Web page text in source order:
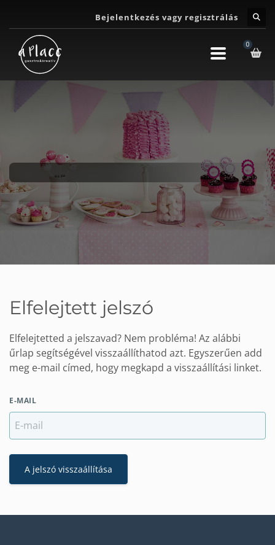
Bejelentkezés vagy regisztrálás
Elfelejtett jelszó
Elfelejtetted a jelszavad? Nem probléma! Az alábbi
űrlap segítségével visszaállíthatod azt. Egyszerűen add
meg e-mail címed, hogy megkapd a visszaállítási linket.
E-MAIL
A jelszó visszaállítása